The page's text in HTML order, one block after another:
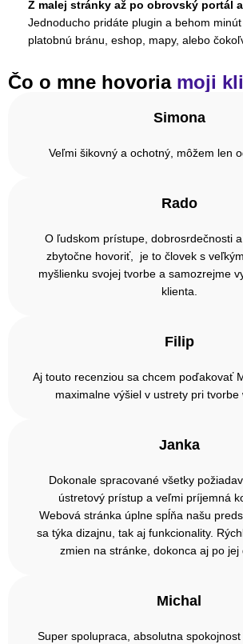
Z malej stránky až po obrovský portál
Jednoducho pridáte plugin a behom
platobnú bránu, eshop, mapy, alebo
Čo o mne hovoriamoji
Simona
Veľmi šikovný a ochotný, môžem len
Rado
O ľudskom prístupe, dobrosrdečnosti
zbytočne hovoriť, je to človek s
myšlienku svojej tvorbe a samozrejme
klienta.
Filip
Aj touto recenziou sa chcem poďakovať
maximalne výšiel v ustrety pri tvorbe
Janka
Dokonale spracované všetky
ústretový prístup a veľmi príjemná
Webová stránka úplne spĺňa našu
sa týka dizajnu, tak aj funkcionality.
zmien na stránke, dokonca aj po jej
Michal
Super spolupraca, absolutna